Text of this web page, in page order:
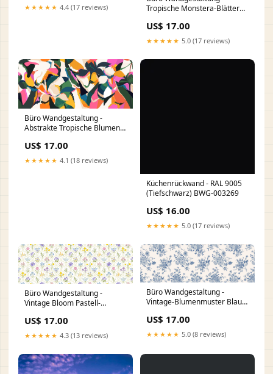
★★★★★ 4.4 (17 reviews)
Tropische Monstera-Blätter
US$ 17.00
★★★★★ 5.0 (17 reviews)
Büro Wandgestaltung -
Abstrakte Tropische Blumen
US$ 17.00
★★★★★ 4.1 (18 reviews)
Küchenrückwand - RAL 9005
(Tiefschwarz) BWG-003269
US$ 16.00
★★★★★ 5.0 (17 reviews)
Büro Wandgestaltung -
Vintage Bloom Pastell-
US$ 17.00
★★★★★ 4.3 (13 reviews)
Büro Wandgestaltung -
Vintage-Blumenmuster Blau-
US$ 17.00
★★★★★ 5.0 (8 reviews)